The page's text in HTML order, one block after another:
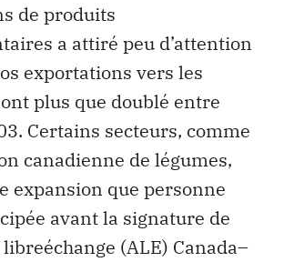
de produits
a attiré peu d’attention
exportations vers les
plus que doublé entre
Certains secteurs, comme
canadienne de légumes,
expansion que personne
avant la signature de
libreéchange (ALE) Canada–